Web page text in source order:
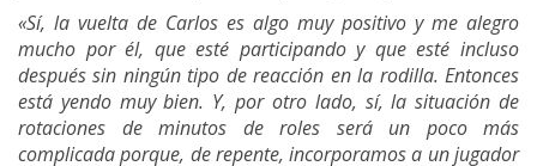
«Sí, la vuelta de Carlos es algo muy positivo y me alegro
mucho por él, que esté participando y que esté incluso
después sin ningún tipo de reacción en la rodilla. Entonces
está yendo muy bien. Y, por otro lado, sí, la situación de
rotaciones de minutos de roles será un poco más
complicada porque, de repente, incorporamos a un jugador